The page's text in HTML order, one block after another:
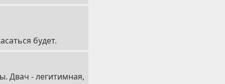
будет.
Двач - легитимная,